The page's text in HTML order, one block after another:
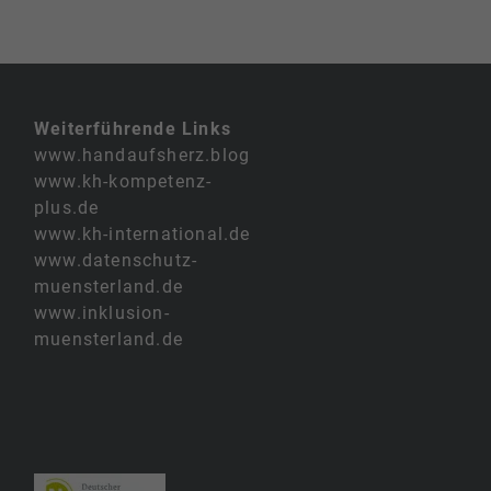
Weiterführende Links
www.handaufsherz.blog
www.kh-kompetenz-
plus.de
www.kh-international.de
www.datenschutz-
muensterland.de
www.inklusion-
muensterland.de